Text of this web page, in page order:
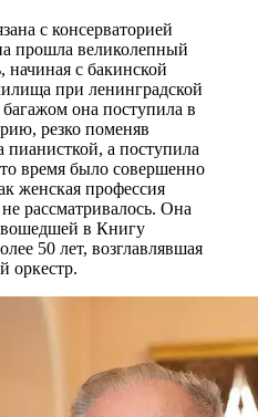
с консерваторией
прошла великолепный
с бакинской
при ленинградской
она поступила в
резко поменяв
пианисткой, а поступила
время было совершенно
женская профессия
рассматривалось. Она
вошедшей в Книгу
50 лет, возглавлявшая
оркестр.